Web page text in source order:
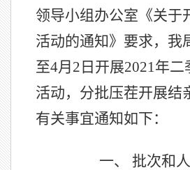
领导小组办公室《关于
活动的通知》要求，我
至4月2日开展2021年二
活动，分批压茬开展结
有关事宜通知如下：
一、 批次和